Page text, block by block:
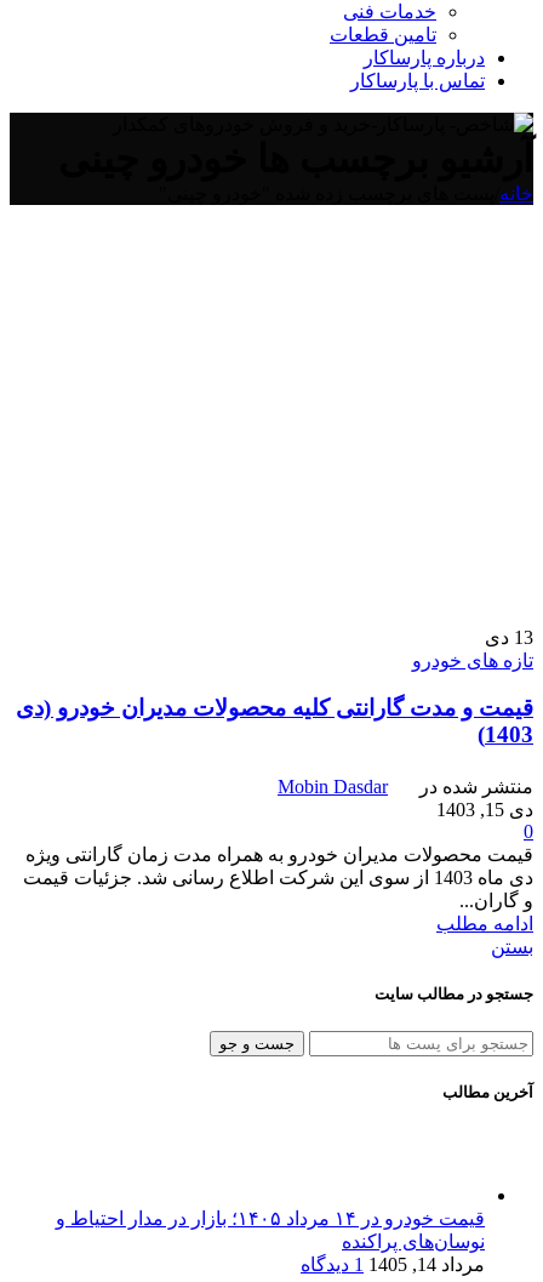
خدمات فنی
تامین قطعات
درباره پارساکار
تماس با پارساکار
خانه
13 دی
تازه های خودرو
قیمت و مدت گارانتی کلیه محصولات مدیران خودرو (دی
1403)
منتشر شده در
Mobin Dasdar
دی 15, 1403
0
قیمت محصولات مدیران خودرو به همراه مدت زمان گارانتی ویژه
دی ماه 1403 از سوی این شرکت اطلاع رسانی شد. جزئیات قیمت
و گاران...
ادامه مطلب
بستن
جستجو در مطالب سایت
جست و جو
آخرین مطالب
قیمت خودرو در ۱۴ مرداد ۱۴۰۵؛ بازار در مدار احتیاط و
نوسان‌های پراکنده
مرداد 14, 1405
1 دیدگاه